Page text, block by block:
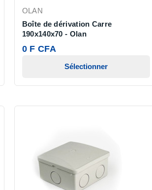
OLAN
Boîte de dérivation Carre
190x140x70 - Olan
0 F CFA
Sélectionner